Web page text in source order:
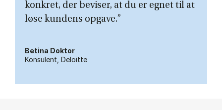
konkret, der beviser, at du er egnet til at
løse kundens opgave.”
Betina Doktor
Konsulent, Deloitte